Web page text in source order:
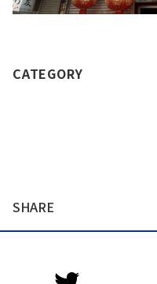
CATEGORY
SHARE